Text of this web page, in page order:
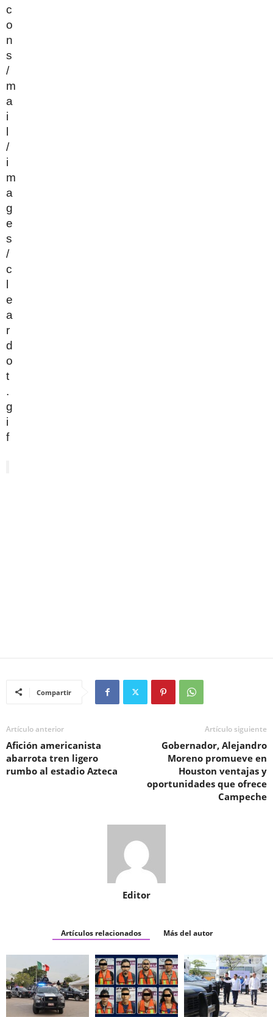
Compartir
Artículo anterior
Afición americanista
abarrota tren ligero
rumbo al estadio Azteca
Artículo siguiente
Gobernador, Alejandro
Moreno promueve en
Houston ventajas y
oportunidades que ofrece
Campeche
Editor
Artículos relacionados Más del autor